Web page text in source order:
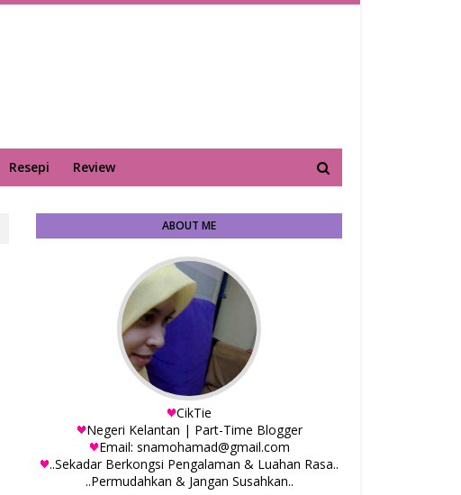
Resepi Review
ABOUT ME
CikTie
Negeri Kelantan | Part-Time Blogger
Email: snamohamad@gmail.com
..Sekadar Berkongsi Pengalaman & Luahan Rasa..
..Permudahkan & Jangan Susahkan..